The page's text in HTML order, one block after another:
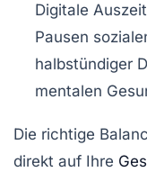
Digitale
Pausen
halbstündiger
mentalen
Die richtige
direkt auf Ihre